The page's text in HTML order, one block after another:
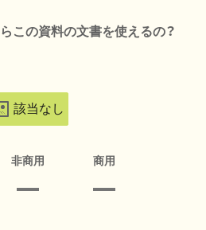
この資料の文書を使えるの？
該当なし
非商用 商用